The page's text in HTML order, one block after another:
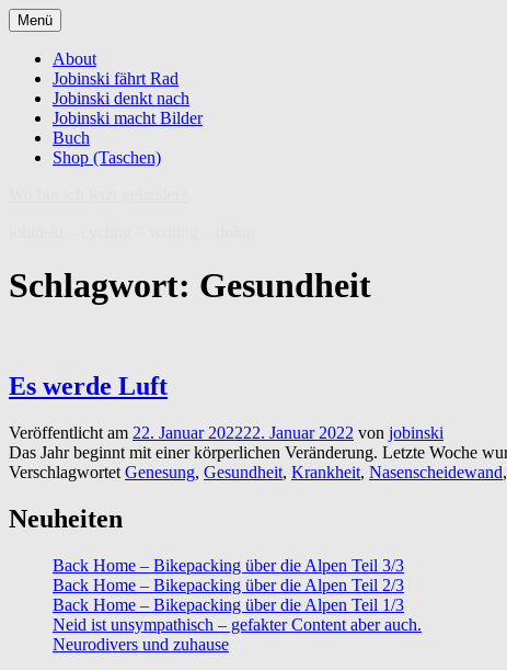
Zum
Inhalt
springen
Menü
About
Jobinski fährt Rad
Jobinski denkt nach
Jobinski macht Bilder
Buch
Shop (Taschen)
Schlagwort: Gesundheit
Es werde Luft
Veröffentlicht am 22. Januar 202222. Januar 2022 von jobinski
Das Jahr beginnt mit einer körperlichen Veränderung. Letzte Woche
Verschlagwortet Genesung, Gesundheit, Krankheit, Nasenscheidewand,
Neuheiten
Back Home – Bikepacking über die Alpen Teil 3/3
Back Home – Bikepacking über die Alpen Teil 2/3
Back Home – Bikepacking über die Alpen Teil 1/3
Neid ist unsympathisch – gefakter Content aber auch.
Neurodivers und zuhause